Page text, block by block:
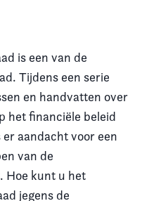
is een van de
Tijdens een serie
en handvatten over
het financiële beleid
aandacht voor een
van de
Hoe kunt u het
jegens de